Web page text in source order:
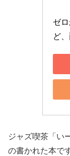
ゼ
ど
ジャズ喫茶「い
の書かれた本で